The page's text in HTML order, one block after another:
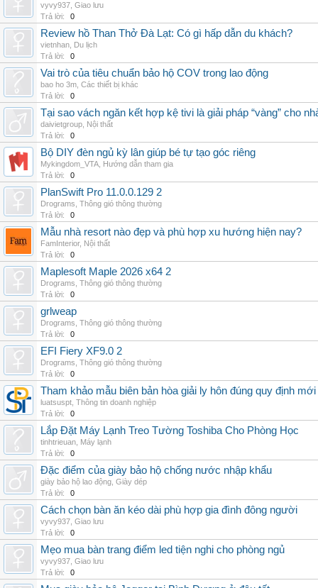
vyvy937 Giao lưu
Trả lời:
0
Review hồ Than Thở Đà Lạt: Có gì hấp dẫn du khách?
vietnhan Du lịch
Trả lời:
0
Vai trò của tiêu chuẩn bảo hộ COV trong lao động
bao ho 3m Các thiết bị khác
Trả lời:
0
Tại sao vách ngăn kết hợp kệ tivi là giải pháp “vàng” cho
daivietgroup Nội thất
Trả lời:
0
Bộ DIY đèn ngủ kỳ lân giúp bé tự tạo góc riêng
Mykingdom_VTA Hướng dẫn tham gia
Trả lời:
0
PlanSwift Pro 11.0.0.129 2
Drograms Thông gió thông thường
Trả lời:
0
Mẫu nhà resort nào đẹp và phù hợp xu hướng hiện nay?
FamInterior, Nội thất
Trả lời:
0
Maplesoft Maple 2026 x64 2
Drograms Thông gió thông thường
Trả lời:
0
grlweap
Drograms Thông gió thông thường
Trả lời:
0
EFI Fiery XF9.0 2
Drograms Thông gió thông thường
Trả lời:
0
Tham khảo mẫu biên bản hòa giải ly hôn đúng quy định mới
luatsuspt Thông tin doanh nghiệp
Trả lời:
0
Lắp Đặt Máy Lạnh Treo Tường Toshiba Cho Phòng Học
tinhtrieuan Máy lạnh
Trả lời:
0
Đặc điểm của giày bảo hộ chống nước nhập khẩu
giày bảo hộ lao động Giày dép
Trả lời:
0
Cách chọn bàn ăn kéo dài phù hợp gia đình đông người
vyvy937 Giao lưu
Trả lời:
0
Mẹo mua bàn trang điểm led tiện nghi cho phòng ngủ
vyvy937 Giao lưu
Trả lời:
0